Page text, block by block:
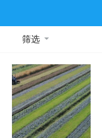
筛选